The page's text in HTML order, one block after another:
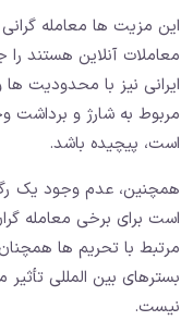
این مزیت ها معامله
معاملات آنلاین هستند
ایرانی نیز با محدودیت
مربوط به شارژ و برداشت
است، پیچیده باشد.
همچنین، عدم وجود یک
است برای برخی معامله
مرتبط با تحریم ها همچنان
بسترهای بین المللی تأثیر
نیست.